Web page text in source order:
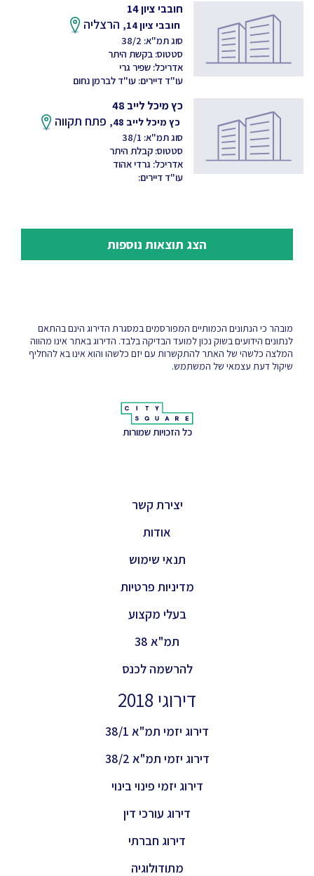
חובבי ציון 14
חובבי ציון 14, הרצליה
סוג תמ"א: 38/2
סטטוס: בקשת היתר
אדריכל: שפיר גרי
עו"ד דיירים: עו"ד לברמן נחום
כץ מיכל לייב 48
כץ מיכל לייב 48, פתח תקווה
סוג תמ"א: 38/1
סטטוס: קבלת היתר
אדריכל: גרדי אהוד
עו"ד דיירים:
הצג תוצאות נוספות
מובהר כי הנתונים הכמותיים המפורסמים במסגרת הדירוג הינם בהתאם
לנתונים הידועים בשוק נכון למועד הבדיקה בלבד. הדירוג באתר אינו מהווה
המלצה כלשהי של האתר להתקשרות עם יזם כלשהו והוא אינו בא להחליף
שיקול דעת עצמאי של המשתמש.
כל הזכויות שמורות
יצירת קשר
אודות
תנאי שימוש
מדיניות פרטיות
בעלי מקצוע
תמ"א 38
להרשמה לכנס
דירוגי 2018
דירוג יזמי תמ"א 38/1
דירוג יזמי תמ"א 38/2
דירוג יזמי פינוי בינוי
דירוג עורכי דין
דירוג חברתי
מתודולוגיה